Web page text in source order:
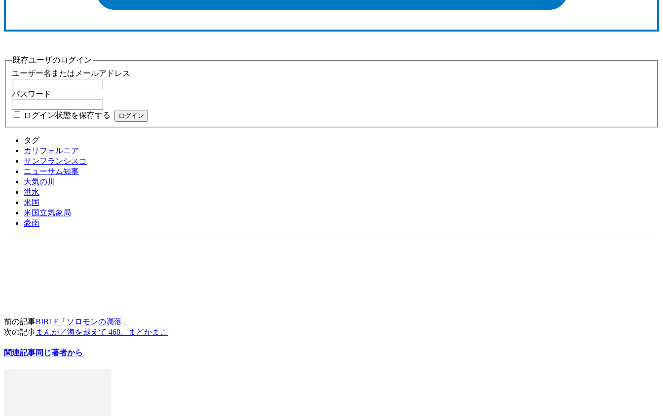
既存ユーザのログイン
ユーザー名またはメールアドレス
パスワード
ログイン状態を保存する
タグ
カリフォルニア
サンフランシスコ
ニューサム知事
大気の川
洪水
米国
米国立気象局
豪雨
前の記事BIBLE「ソロモンの凋落」
次の記事まんが／海を越えて 468、まどかまこ
関連記事同じ著者から